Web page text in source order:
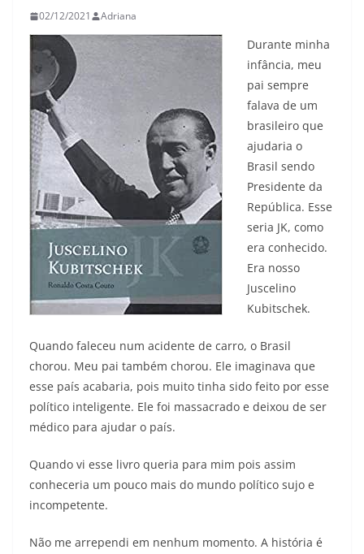
02/12/2021 Adriana
Durante minha
infância, meu
pai sempre
falava de um
brasileiro que
ajudaria o
Brasil sendo
Presidente da
República. Esse
seria JK, como
era conhecido.
Era nosso
Juscelino
Kubitschek.
Quando faleceu num acidente de carro, o Brasil
chorou. Meu pai também chorou. Ele imaginava que
esse país acabaria, pois muito tinha sido feito por esse
político inteligente. Ele foi massacrado e deixou de ser
médico para ajudar o país.
Quando vi esse livro queria para mim pois assim
conheceria um pouco mais do mundo político sujo e
incompetente.
Não me arrependi em nenhum momento. A história é